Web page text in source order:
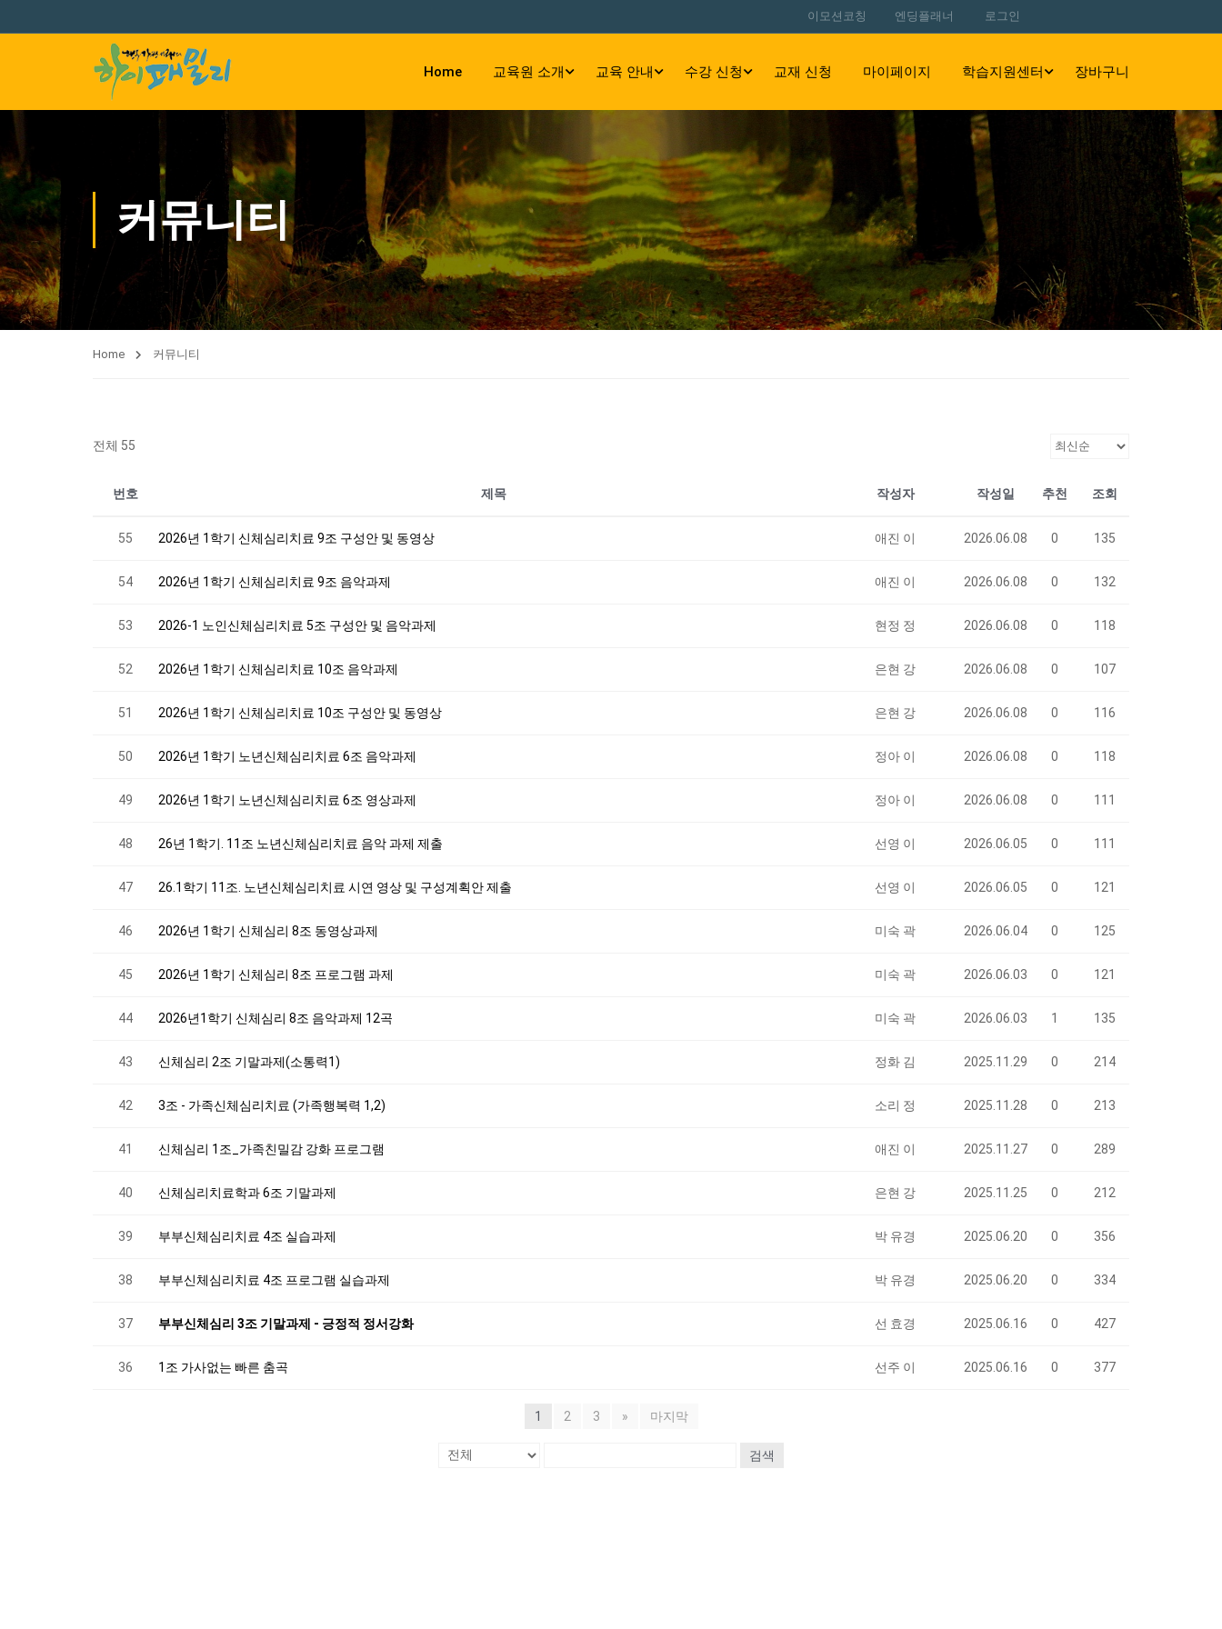
이모션코칭 엔딩플래너 로그인
Home 교육원 소개 교육 안내 수강 신청 교재 신청 마이페이지 학습지원센터 장바구니
커뮤니티
Home 커뮤니티
전체 55
번호 제목 작성자 작성일 추천 조회
55 2026년 1학기 신체심리치료 9조 구성안 및 동영상 애진 이 2026.06.08 0 135
54 2026년 1학기 신체심리치료 9조 음악과제 애진 이 2026.06.08 0 132
53 2026-1 노인신체심리치료 5조 구성안 및 음악과제 현정 정 2026.06.08 0 118
52 2026년 1학기 신체심리치료 10조 음악과제 은현 강 2026.06.08 0 107
51 2026년 1학기 신체심리치료 10조 구성안 및 동영상 은현 강 2026.06.08 0 116
50 2026년 1학기 노년신체심리치료 6조 음악과제 정아 이 2026.06.08 0 118
49 2026년 1학기 노년신체심리치료 6조 영상과제 정아 이 2026.06.08 0 111
48 26년 1학기. 11조 노년신체심리치료 음악 과제 제출 선영 이 2026.06.05 0 111
47 26.1학기 11조. 노년신체심리치료 시연 영상 및 구성계획안 제출 선영 이 2026.06.05 0 121
46 2026년 1학기 신체심리 8조 동영상과제 미숙 곽 2026.06.04 0 125
45 2026년 1학기 신체심리 8조 프로그램 과제 미숙 곽 2026.06.03 0 121
44 2026년1학기 신체심리 8조 음악과제 12곡 미숙 곽 2026.06.03 1 135
43 신체심리 2조 기말과제(소통력1) 정화 김 2025.11.29 0 214
42 3조 - 가족신체심리치료 (가족행복력 1,2) 소리 정 2025.11.28 0 213
41 신체심리 1조_가족친밀감 강화 프로그램 애진 이 2025.11.27 0 289
40 신체심리치료학과 6조 기말과제 은현 강 2025.11.25 0 212
39 부부신체심리치료 4조 실습과제 박 유경 2025.06.20 0 356
38 부부신체심리치료 4조 프로그램 실습과제 박 유경 2025.06.20 0 334
37 부부신체심리 3조 기말과제 - 긍정적 정서강화 선 효경 2025.06.16 0 427
36 1조 가사없는 빠른 춤곡 선주 이 2025.06.16 0 377
1 2 3 » 마지막
검색